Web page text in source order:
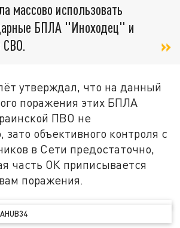
массово использовать
БПЛА "Иноходец" и
утверждал, что на данный
поражения этих БПЛА
ПВО не
зато объективного контроля с
в Сети предостаточно,
часть ОК приписывается
поражения.